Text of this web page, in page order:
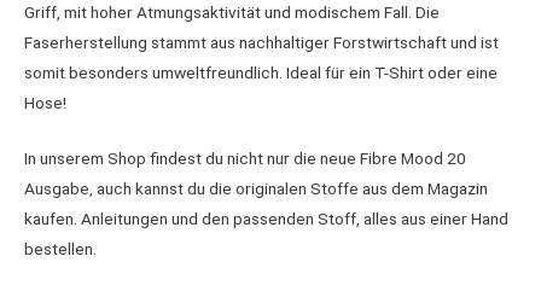
Griff, mit hoher Atmungsaktivität und modischem Fall. Die
Faserherstellung stammt aus nachhaltiger Forstwirtschaft und ist
somit besonders umweltfreundlich. Ideal für ein T-Shirt oder eine
Hose!
In unserem Shop findest du nicht nur die neue Fibre Mood 20
Ausgabe, auch kannst du die originalen Stoffe aus dem Magazin
kaufen. Anleitungen und den passenden Stoff, alles aus einer Hand
bestellen.